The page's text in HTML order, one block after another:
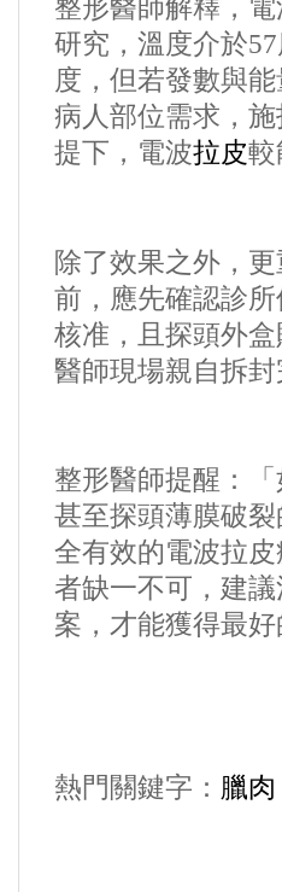
整形醫師解釋，
研究，溫度介於57
度，但若發數與
病人部位需求，
提下，電波拉皮較
除了效果之外，
前，應先確認診
核准，且探頭外
醫師現場親自拆
整形醫師提醒：
甚至探頭薄膜破
全有效的電波拉
者缺一不可，建
案，才能獲得最好
熱門關鍵字： 臘肉